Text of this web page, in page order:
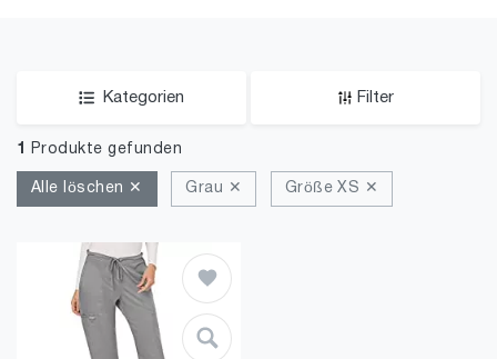
Kategorien Filter
1 Produkte gefunden
Alle löschen ✕ Grau ✕ Größe XS ✕